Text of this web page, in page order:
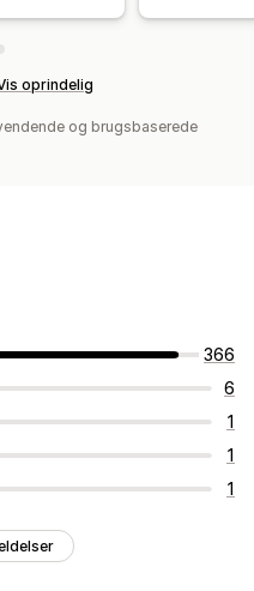
oprindelig
og brugsbaserede
366
6
1
1
1